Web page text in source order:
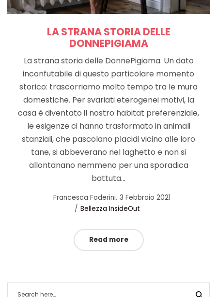
LA STRANA STORIA DELLE
DONNEPIGIAMA
La strana storia delle DonnePigiama. Un dato
inconfutabile di questo particolare momento
storico: trascorriamo molto tempo tra le mura
domestiche. Per svariati eterogenei motivi, la
casa è diventato il nostro habitat preferenziale,
le esigenze ci hanno trasformato in animali
stanziali, che pascolano placidi vicino alle loro
tane, si abbeverano nel laghetto e non si
allontanano nemmeno per una sporadica
battuta…
byFrancesca Foderini Posted
on
3 Febbraio 2021
Posted
Bellezza InsideOut
Read more